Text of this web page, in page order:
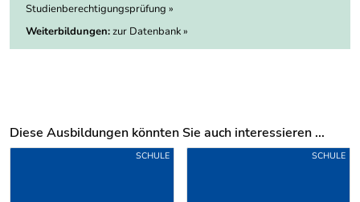
Studienberechtigungsprüfung »
Weiterbildungen:zur Datenbank »
Diese Ausbildungen könnten Sie auch interessieren ...
Uber weitere Ausbildungsvorschläge
SCHULE SCHULE